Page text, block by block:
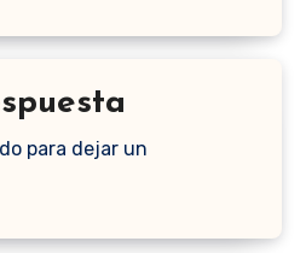
para dejar un